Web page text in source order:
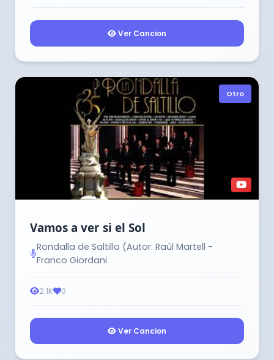
Ver Cancion
Otro
Vamos a ver si el Sol
Rondalla de Saltillo (Autor: Raúl Martell -
Franco Giordani
2.1K 0
Ver Cancion